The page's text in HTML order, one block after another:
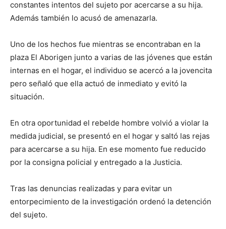
constantes intentos del sujeto por acercarse a su hija.
Además también lo acusó de amenazarla.
Uno de los hechos fue mientras se encontraban en la
plaza El Aborigen junto a varias de las jóvenes que están
internas en el hogar, el individuo se acercó a la jovencita
pero señaló que ella actuó de inmediato y evitó la
situación.
En otra oportunidad el rebelde hombre volvió a violar la
medida judicial, se presentó en el hogar y saltó las rejas
para acercarse a su hija. En ese momento fue reducido
por la consigna policial y entregado a la Justicia.
Tras las denuncias realizadas y para evitar un
entorpecimiento de la investigación ordenó la detención
del sujeto.